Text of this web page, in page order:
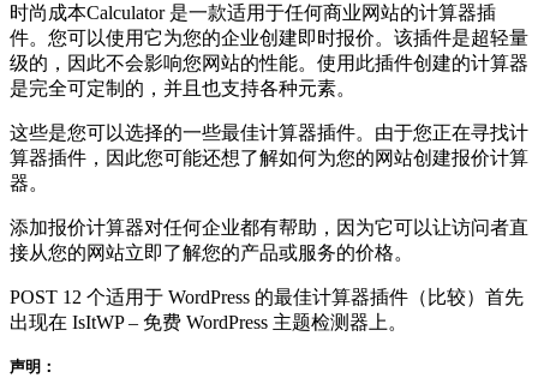
时尚成本Calculator 是一款适用于任何商业网站的计算器插
件。您可以使用它为您的企业创建即时报价。该插件是超轻量
级的，因此不会影响您网站的性能。使用此插件创建的计算器
是完全可定制的，并且也支持各种元素。
这些是您可以选择的一些最佳计算器插件。由于您正在寻找计
算器插件，因此您可能还想了解如何为您的网站创建报价计算
器。
添加报价计算器对任何企业都有帮助，因为它可以让访问者直
接从您的网站立即了解您的产品或服务的价格。
POST 12 个适用于 WordPress 的最佳计算器插件（比较）首先
出现在 IsItWP – 免费 WordPress 主题检测器上。
声明：